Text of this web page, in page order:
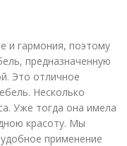
и гармония, поэтому
предназначенную
Это отличное
Несколько
Уже тогда она имела
красоту. Мы
применение